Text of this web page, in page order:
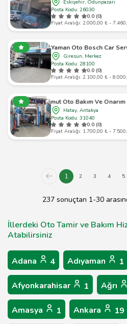
Eskişehir, Odunpazarı
Posta Kodu: 26030
0.0 (0)
Fiyat Aralığı: 2.000,00 ₺ -
Yaman Oto Bosch Car
Giresun, Merkez
Posta Kodu: 28100
0.0 (0)
Fiyat Aralığı: 2.100,00 ₺ -
Umut Oto Bakım Ve Onarım
Hatay, Antakya
Posta Kodu: 31040
0.0 (0)
Fiyat Aralığı: 1.700,00 ₺ -
1 2 3 4 5
237 sonuçtan 1-30
İllerdeki Oto Tamir ve Bakım
Atabilirsiniz
Adana 4 Adıyaman 1
Afyonkarahisar 1 Ağrı
Amasya 1 Ankara 19